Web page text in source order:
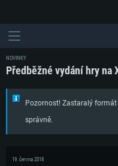
NOVINKY
Předběžné vydání hry na
Pozornost! Zastaralý
správně.
19. června 2018